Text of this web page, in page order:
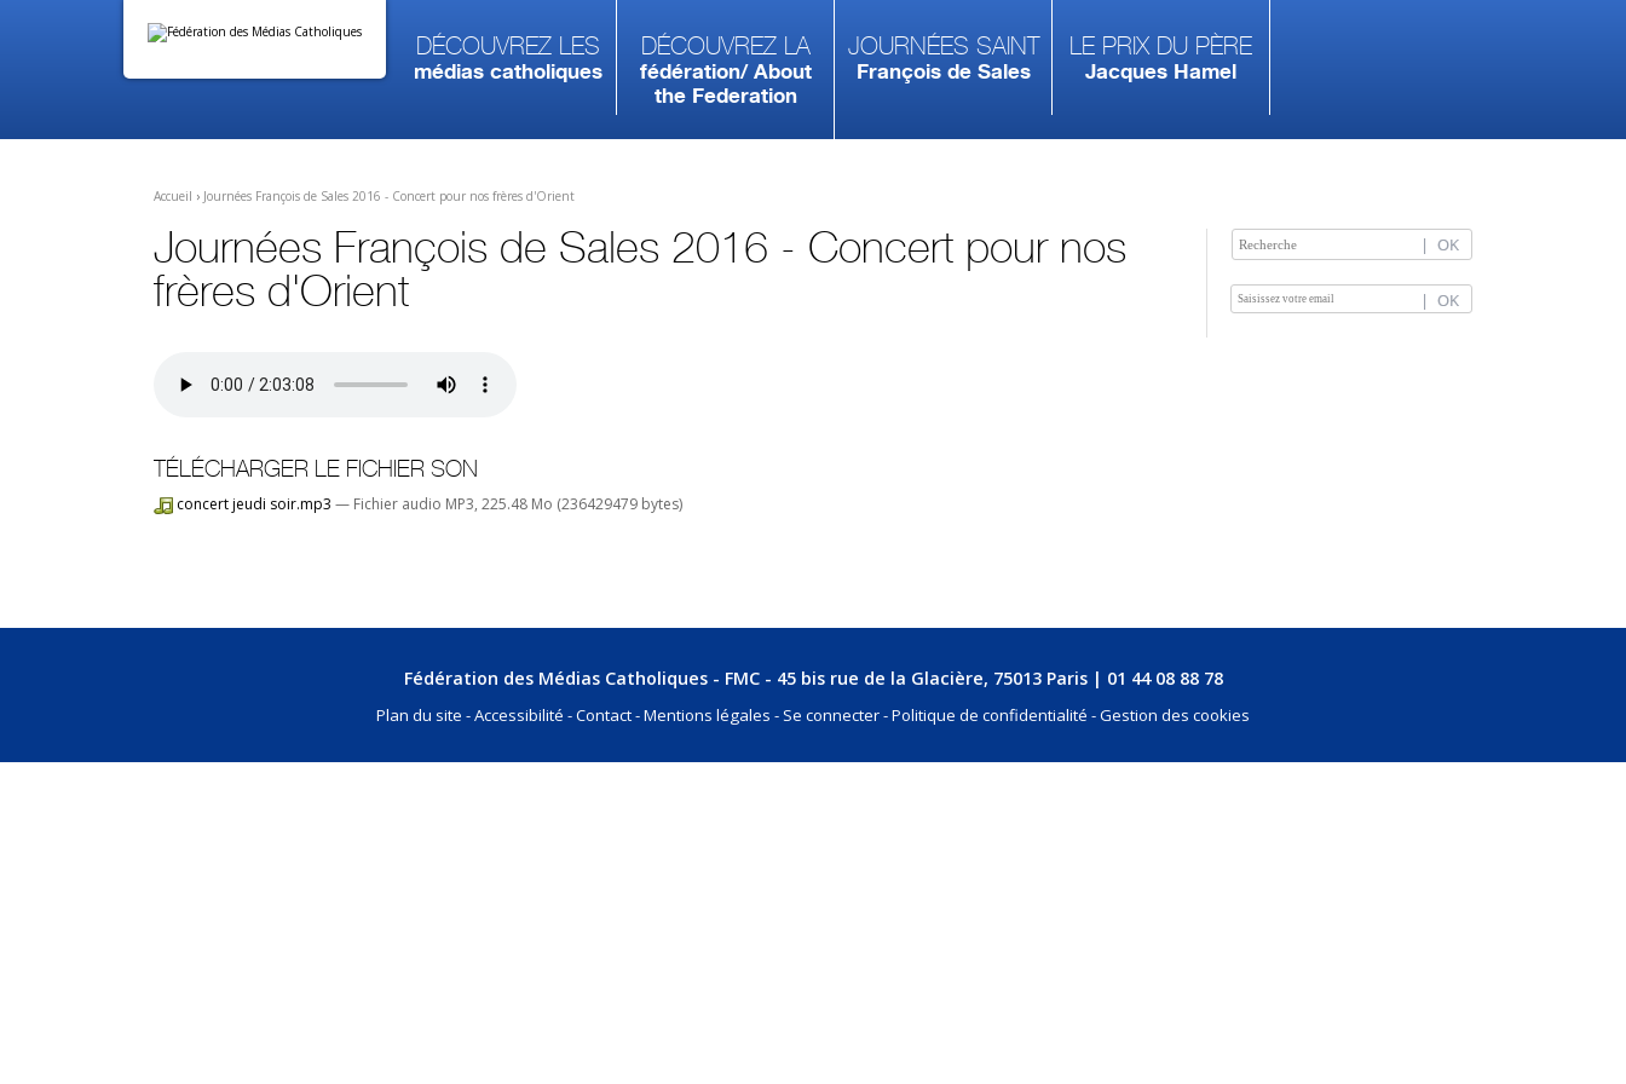
contenu.
Aller
personnels
Découvrez les
médias catholiques
Découvrez la
fédération/ About
the Federation
Journées Saint
François de Sales
Le prix du Père
Jacques Hamel
Accueil › Journées François de Sales 2016 - Concert pour nos frères d'Orient
Journées François de Sales 2016 - Concert pour nos
frères d'Orient
TÉLÉCHARGER LE FICHIER SON
concert jeudi soir.mp3 — Fichier audio MP3, 225.48 Mo (236429479 bytes)
Fédération des Médias Catholiques - FMC - 45 bis rue de la Glacière, 75013 Paris | 01 44 08 88 78
Plan du site Accessibilité Contact Mentions légales Se connecter Politique de confidentialité Gestion des cookies